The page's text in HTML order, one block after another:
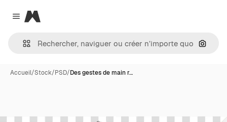
Close menu
Magnific
Accueil/Stock/PSD/Des gestes de main r…